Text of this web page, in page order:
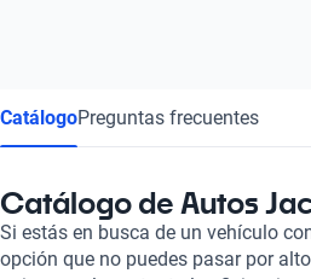
CatálogoPreguntas frecuentes
Catálogo de Autos
Si estás en busca de un vehículo
opción que no puedes pasar por